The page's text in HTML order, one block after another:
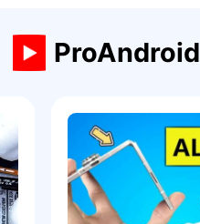
ProAndroid